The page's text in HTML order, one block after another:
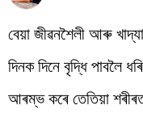
বেয়া জীৱনশৈলী আৰু
দিনক দিনে বৃদ্ধি পাবলৈ
আৰম্ভ কৰে তেতিয়া